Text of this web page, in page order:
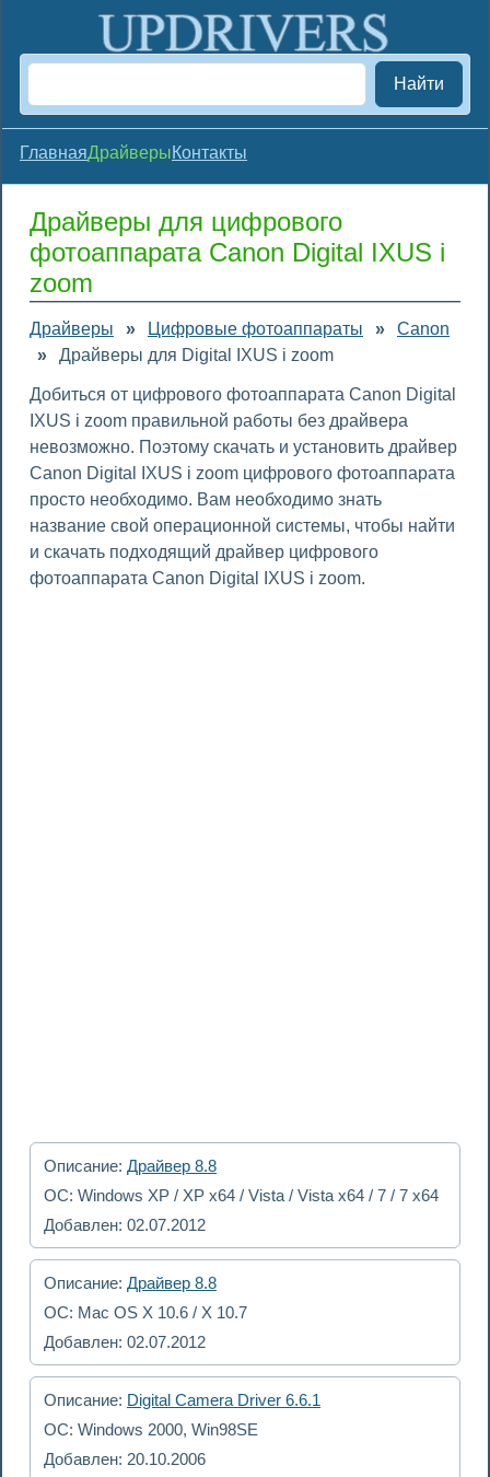
Найти
ГлавнаяДрайверыКонтакты
Драйверы для цифрового
фотоаппарата Canon Digital IXUS i
zoom
Драйверы » Цифровые фотоаппараты »
Canon
»
Драйверы для Digital IXUS i zoom
Добиться от цифрового фотоаппарата Canon Digital
IXUS i zoom правильной работы без драйвера
невозможно. Поэтому скачать и установить драйвер
Canon Digital IXUS i zoom цифрового фотоаппарата
просто необходимо. Вам необходимо знать
название свой операционной системы, чтобы найти
и скачать подходящий драйвер цифрового
фотоаппарата Canon Digital IXUS i zoom.
Описание: Драйвер 8.8
ОС: Windows XP / XP x64 / Vista / Vista x64 / 7 / 7 x64
Добавлен: 02.07.2012
Описание: Драйвер 8.8
ОС: Mac OS X 10.6 / X 10.7
Добавлен: 02.07.2012
Описание: Digital Camera Driver 6.6.1
ОС: Windows 2000, Win98SE
Добавлен: 20.10.2006